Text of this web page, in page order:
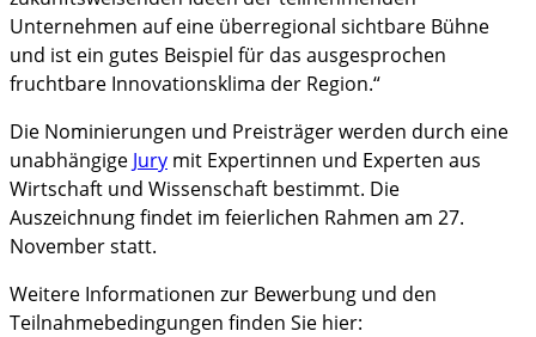
Unternehmen auf eine überregional sichtbare Bühne
und ist ein gutes Beispiel für das ausgesprochen
fruchtbare Innovationsklima der Region.“
Die Nominierungen und Preisträger werden durch eine
unabhängige Jury mit Expertinnen und Experten aus
Wirtschaft und Wissenschaft bestimmt. Die
Auszeichnung findet im feierlichen Rahmen am 27.
November statt.
Weitere Informationen zur Bewerbung und den
Teilnahmebedingungen finden Sie hier: